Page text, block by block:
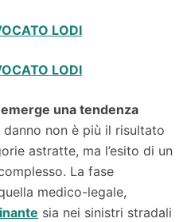
LODI
LODI
emerge una tendenza
non è più il risultato
astratte, ma l’esito di un
La fase
medico-legale,
sia nei sinistri stradali